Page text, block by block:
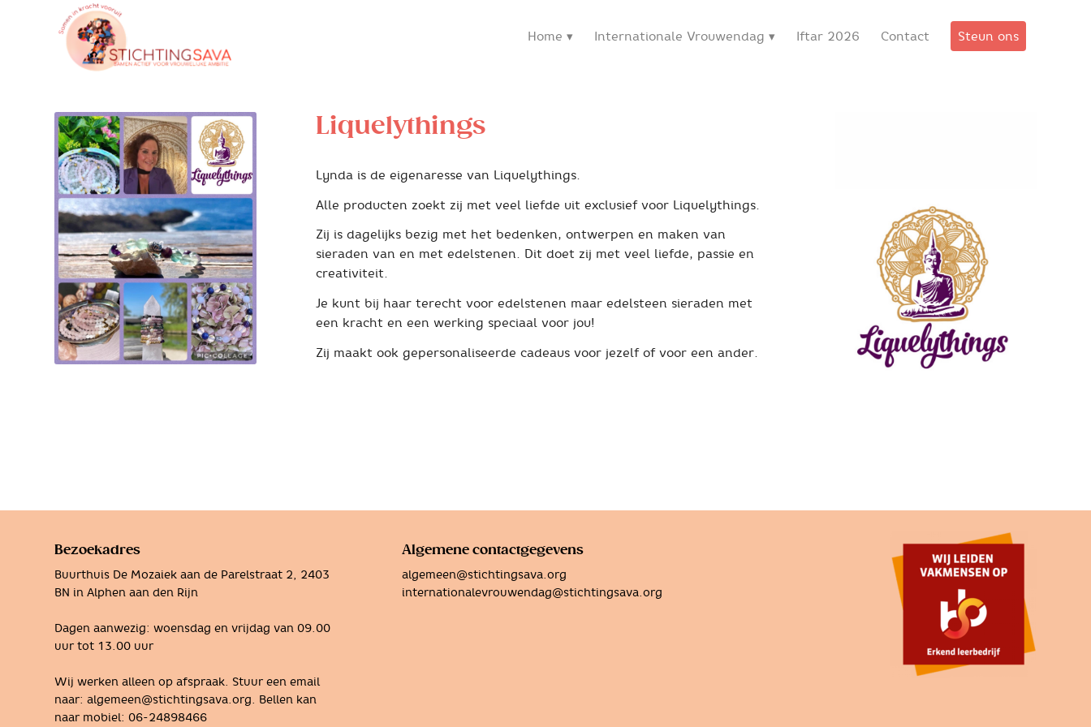
Home Internationale Vrouwendag Iftar 2026 Contact Steun ons
Liquelythings
Lynda is de eigenaresse van Liquelythings.
Alle producten zoekt zij met veel liefde uit exclusief voor Liquelythings.
Zij is dagelijks bezig met het bedenken, ontwerpen en maken van
sieraden van en met edelstenen. Dit doet zij met veel liefde, passie en
creativiteit.
Je kunt bij haar terecht voor edelstenen maar edelsteen sieraden met
een kracht en een werking speciaal voor jou!
Zij maakt ook gepersonaliseerde cadeaus voor jezelf of voor een ander.
Bezoekadres
Buurthuis De Mozaiek aan de Parelstraat 2, 2403
BN in Alphen aan den Rijn
Dagen aanwezig: woensdag en vrijdag van 09.00
uur tot 13.00 uur
Wij werken alleen op afspraak. Stuur een email
naar: algemeen@stichtingsava.org. Bellen kan
naar mobiel: 06-24898466
Algemene contactgegevens
algemeen@stichtingsava.org
internationalevrouwendag@stichtingsava.org